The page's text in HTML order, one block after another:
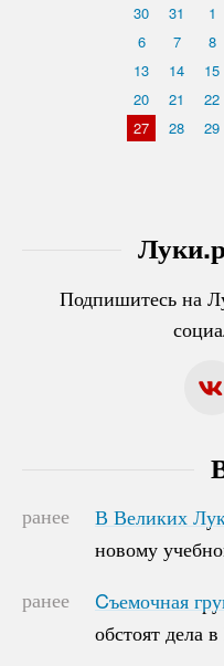
Подпишитесь на
30 31 1
6
7 8
13
14 15
20
21 22
27
28 29
ранее
В Великих
новому
В Великих
новому
ранее
Cъемочная
обстоят дела
Cъемочная
обстоят дела